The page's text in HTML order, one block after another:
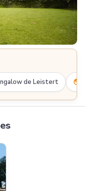
de Leistert travel_explore